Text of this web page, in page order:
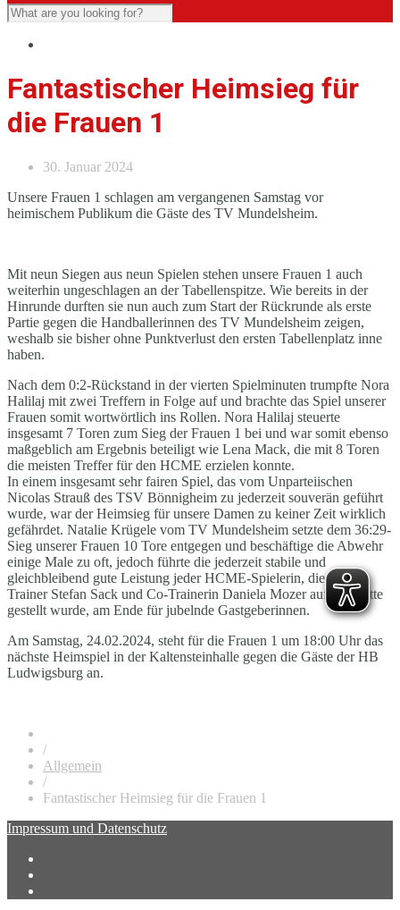
Fantastischer Heimsieg für
die Frauen 1
30. Januar 2024
Unsere Frauen 1 schlagen am vergangenen Samstag vor
heimischem Publikum die Gäste des TV Mundelsheim.
Mit neun Siegen aus neun Spielen stehen unsere Frauen 1 auch
weiterhin ungeschlagen an der Tabellenspitze. Wie bereits in der
Hinrunde durften sie nun auch zum Start der Rückrunde als erste
Partie gegen die Handballerinnen des TV Mundelsheim zeigen,
weshalb sie bisher ohne Punktverlust den ersten Tabellenplatz inne
haben.
Nach dem 0:2-Rückstand in der vierten Spielminuten trumpfte Nora
Halilaj mit zwei Treffern in Folge auf und brachte das Spiel unserer
Frauen somit wortwörtlich ins Rollen. Nora Halilaj steuerte
insgesamt 7 Toren zum Sieg der Frauen 1 bei und war somit ebenso
maßgeblich am Ergebnis beteiligt wie Lena Mack, die mit 8 Toren
die meisten Treffer für den HCME erzielen konnte.
In einem insgesamt sehr fairen Spiel, das vom Unparteiischen
Nicolas Strauß des TSV Bönnigheim zu jederzeit souverän geführt
wurde, war der Heimsieg für unsere Damen zu keiner Zeit wirklich
gefährdet. Natalie Krügele vom TV Mundelsheim setzte dem 36:29-
Sieg unserer Frauen 10 Tore entgegen und beschäftige die Abwehr
einige Male zu oft, jedoch führte die jederzeit stabile und
gleichbleibend gute Leistung jeder HCME-Spielerin, die von
Trainer Stefan Sack und Co-Trainerin Daniela Mozer auf die Platte
gestellt wurde, am Ende für jubelnde Gastgeberinnen.
Am Samstag, 24.02.2024, steht für die Frauen 1 um 18:00 Uhr das
nächste Heimspiel in der Kaltensteinhalle gegen die Gäste der HB
Ludwigsburg an.
/
Allgemein
/
Fantastischer Heimsieg für die Frauen 1
Impressum und Datenschutz